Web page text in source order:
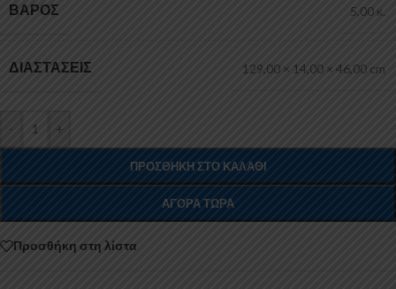
ΒΆΡΟΣ 5,00 κ.
ΔΙΑΣΤΆΣΕΙΣ 129,00 × 14,00 × 46,00 cm
- +
ΠΡΟΣΘΉΚΗ ΣΤΟ ΚΑΛΆΘΙ
ΑΓΟΡΆ ΤΏΡΑ
Προσθήκη στη λίστα